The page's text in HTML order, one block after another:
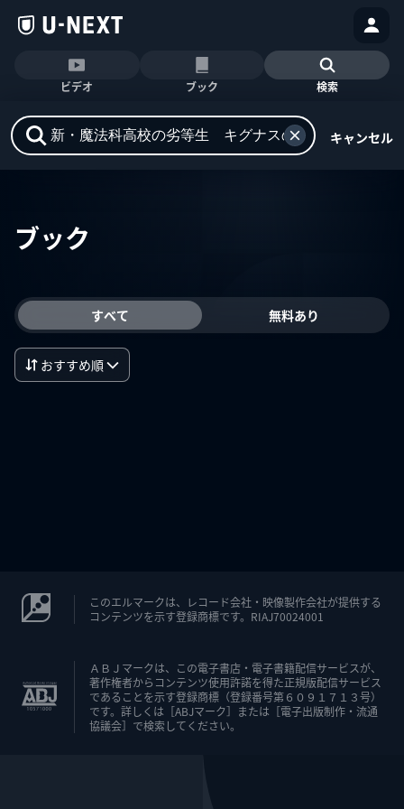
ビデオ ブック 検索
キャンセル
ブック
すべて 無料あり
おすすめ順
このエルマークは、レコード会社・映像製作会社が提供する
コンテンツを示す登録商標です。RIAJ70024001
ＡＢＪマークは、この電子書店・電子書籍配信サービスが、
著作権者からコンテンツ使用許諾を得た正規版配信サービス
であることを示す登録商標（登録番号第６０９１７１３号）
です。詳しくは［ABJマーク］または［電子出版制作・流通
協議会］で検索してください。